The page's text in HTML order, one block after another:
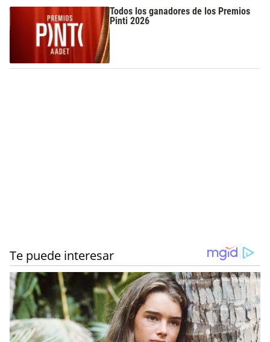
Todos los ganadores de los Premios
Pinti 2026